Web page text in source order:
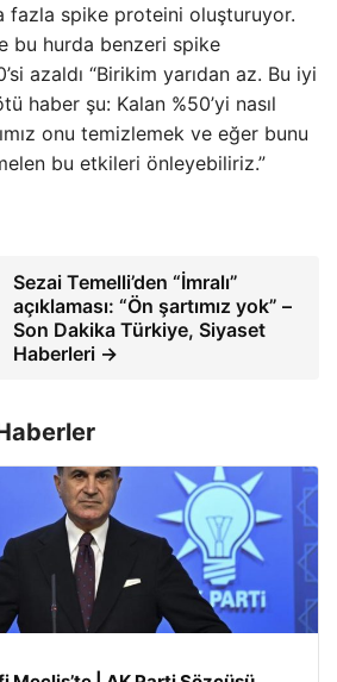
fazla spike proteini oluşturuyor.
bu hurda benzeri spike
azaldı “Birikim yarıdan az. Bu iyi
haber şu: Kalan %50’yi nasıl
onu temizlemek ve eğer bunu
bu etkileri önleyebiliriz.”
Sezai Temelli’den “İmralı”
açıklaması: “Ön şartımız yok” –
Son Dakika Türkiye, Siyaset
Haberleri →